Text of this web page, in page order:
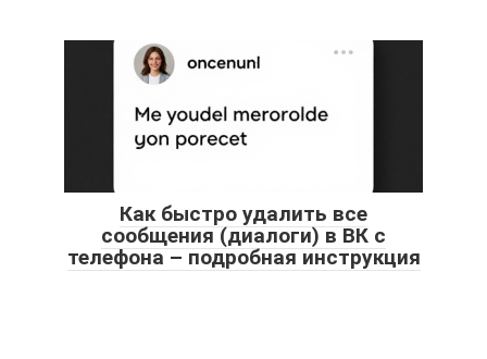
Как быстро удалить все
сообщения (диалоги) в ВК с
телефона – подробная инструкция